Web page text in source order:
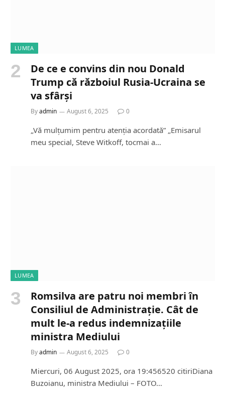
LUMEA
De ce e convins din nou Donald
Trump că războiul Rusia-Ucraina se
va sfârși
Byadmin August 6, 2025 0
„Vă mulțumim pentru atenția acordată” „Emisarul
meu special, Steve Witkoff, tocmai a…
LUMEA
Romsilva are patru noi membri în
Consiliul de Administrație. Cât de
mult le-a redus indemnizațiile
ministra Mediului
Byadmin August 6, 2025 0
Miercuri, 06 August 2025, ora 19:456520 citiriDiana
Buzoianu, ministra Mediului – FOTO…